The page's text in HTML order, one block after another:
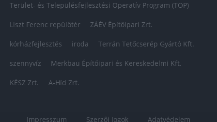
Terület- és Településfejlesztési Operatív Program (TOP)
Liszt Ferenc repülőtér ZÁÉV Építőipari Zrt.
kórházfejlesztés iroda Terrán Tetőcserép Gyártó Kft.
szennyvíz Merkbau Építőipari és Kereskedelmi Kft.
KÉSZ Zrt. A-Híd Zrt.
Impresszum Szerzői Jogok Adatvédelem